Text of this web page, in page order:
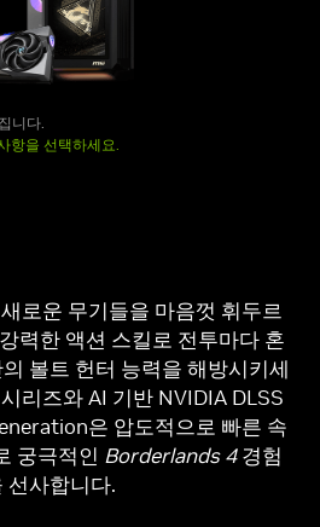
니다.
항을 선택하세요.
로운 무기들을 마음껏 휘두르
력한 액션 스킬로 전투마다 혼
볼트 헌터 능력을 해방시키세
리즈와 AI 기반 NVIDIA DLSS
은 압도적으로 빠른 속
궁극적인 Borderlands 4경험
선사합니다.